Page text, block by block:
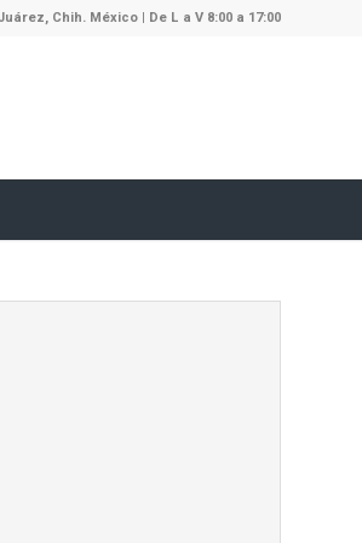
Chih. México | De L a V 8:00 a 17:00